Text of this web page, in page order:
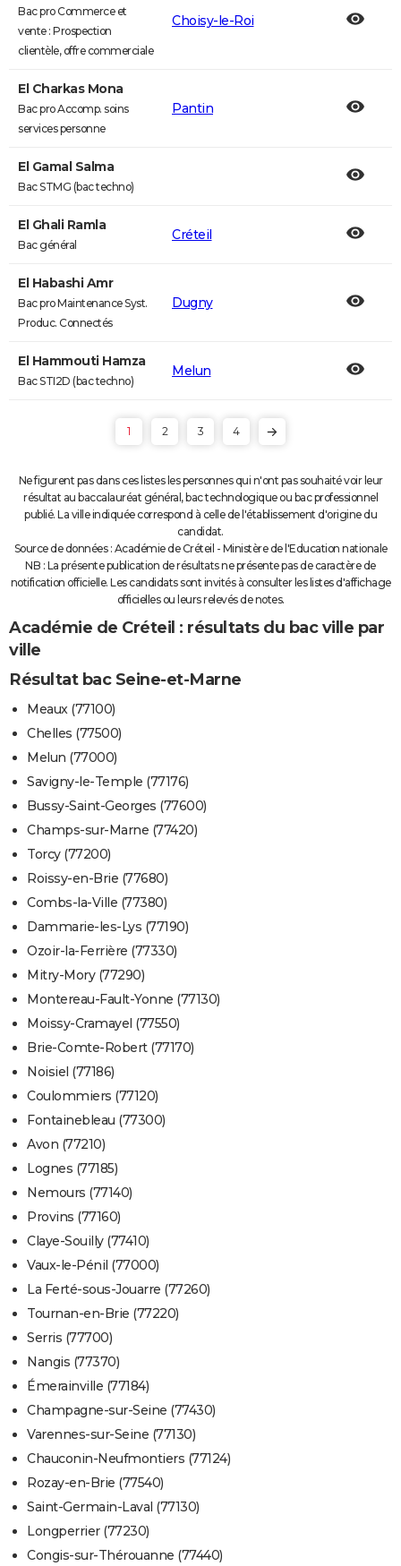
Bac pro Commerce et
vente : Prospection
clientèle, offre commerciale
Choisy-le-Roi
El Charkas Mona
Bac pro Accomp. soins
services personne
Pantin
El Gamal Salma
Bac STMG (bac techno)
El Ghali Ramla
Bac général
Créteil
El Habashi Amr
Bac pro Maintenance Syst.
Produc. Connectés
Dugny
El Hammouti Hamza
Bac STI2D (bac techno)
Melun
1 2 3 4
Ne figurent pas dans ces listes les personnes qui n'ont pas souhaité voir leur
résultat au baccalauréat général, bac technologique ou bac professionnel
publié. La ville indiquée correspond à celle de l'établissement d'origine du
candidat.
Source de données : Académie de Créteil - Ministère de l'Education nationale
NB : La présente publication de résultats ne présente pas de caractère de
notification officielle. Les candidats sont invités à consulter les listes d'affichage
officielles ou leurs relevés de notes.
Académie de Créteil : résultats du bac ville par
ville
Résultat bac Seine-et-Marne
Meaux (77100)
Chelles (77500)
Melun (77000)
Savigny-le-Temple (77176)
Bussy-Saint-Georges (77600)
Champs-sur-Marne (77420)
Torcy (77200)
Roissy-en-Brie (77680)
Combs-la-Ville (77380)
Dammarie-les-Lys (77190)
Ozoir-la-Ferrière (77330)
Mitry-Mory (77290)
Montereau-Fault-Yonne (77130)
Moissy-Cramayel (77550)
Brie-Comte-Robert (77170)
Noisiel (77186)
Coulommiers (77120)
Fontainebleau (77300)
Avon (77210)
Lognes (77185)
Nemours (77140)
Provins (77160)
Claye-Souilly (77410)
Vaux-le-Pénil (77000)
La Ferté-sous-Jouarre (77260)
Tournan-en-Brie (77220)
Serris (77700)
Nangis (77370)
Émerainville (77184)
Champagne-sur-Seine (77430)
Varennes-sur-Seine (77130)
Chauconin-Neufmontiers (77124)
Rozay-en-Brie (77540)
Saint-Germain-Laval (77130)
Longperrier (77230)
Congis-sur-Thérouanne (77440)